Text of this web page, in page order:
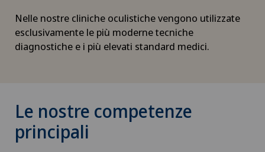
Nelle nostre cliniche oculistiche vengono utilizzate
esclusivamente le più moderne tecniche
diagnostiche e i più elevati standard medici.
Le nostre competenze
principali